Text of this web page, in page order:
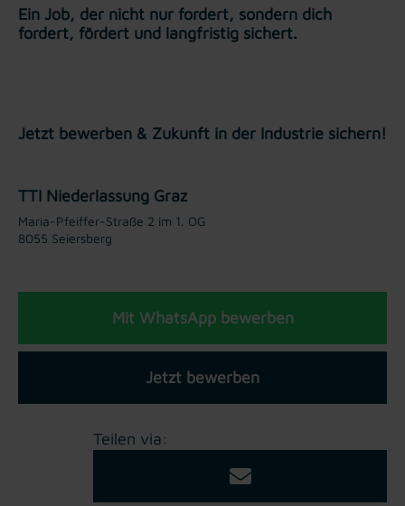
Ein Job, der nicht nur fordert, sondern dich
fordert, fördert und langfristig sichert.
Jetzt bewerben & Zukunft in der Industrie sichern!
TTI Niederlassung Graz
Maria-Pfeiffer-Straße 2 im 1. OG
8055 Seiersberg
Mit WhatsApp bewerben
Jetzt bewerben
Teilen via: